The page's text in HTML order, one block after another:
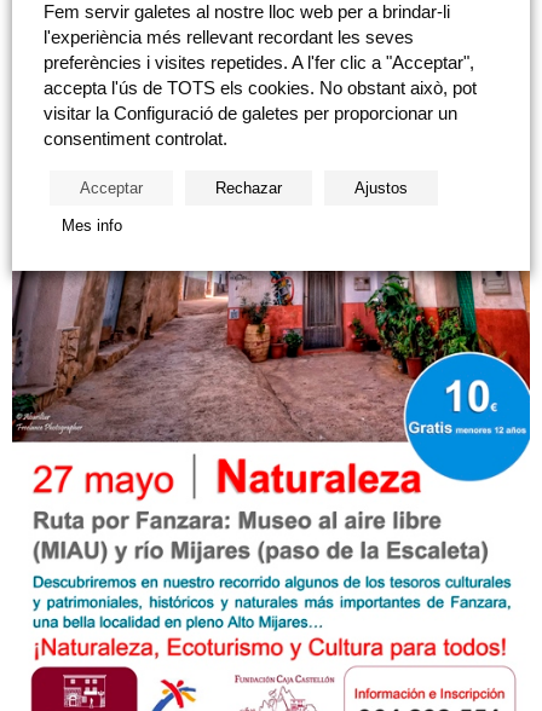
Fem servir galetes al nostre lloc web per a brindar-li
l'experiència més rellevant recordant les seves
preferències i visites repetides. A l'fer clic a "Acceptar",
accepta l'ús de TOTS els cookies. No obstant això, pot
visitar la Configuració de galetes per proporcionar un
consentiment controlat.
Acceptar Rechazar Ajustos
Mes info